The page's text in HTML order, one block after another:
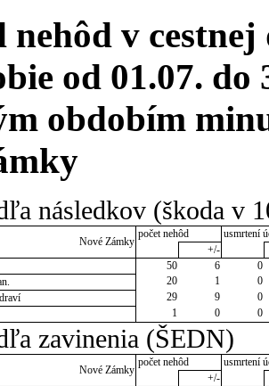
v cestnej
od 01.07. do
obdobím
následkov (škoda v
Nové Zámky
počet nehôd
usmrtení
+/-
50 6
0
20 1
0
29 9
0
1 0 0
zavinenia (ŠEDN)
Nové Zámky
počet nehôd
usmrtení
+/-